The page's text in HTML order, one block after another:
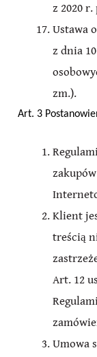
z 2020 r.
Ustawa
z dnia
zm.).
Art. 3
Klient
treścią
Art. 12
Umowa